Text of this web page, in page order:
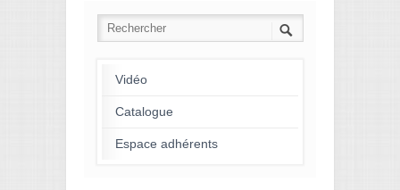
Vidéo
Catalogue
Espace adhérents